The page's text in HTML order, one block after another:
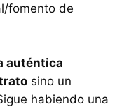
fomento de
auténtica
sino un
habiendo una